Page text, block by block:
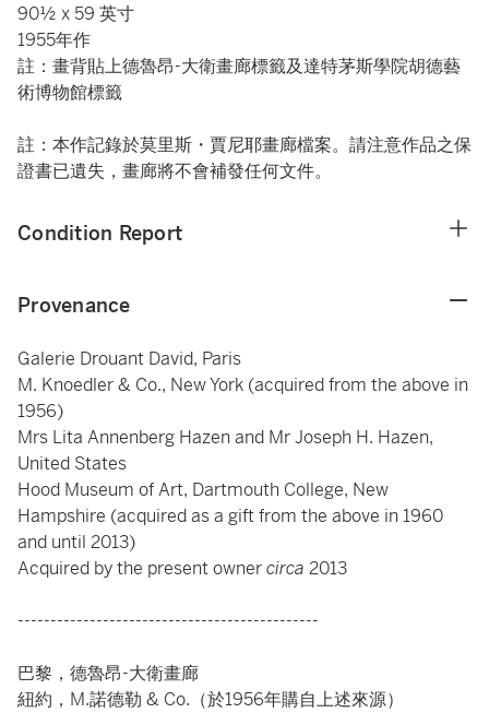
90½ x 59 英寸
1955年作
註：畫背貼上德魯昂-大衛畫廊標籤及達特茅斯學院胡德藝
術博物館標籤
註：本作記錄於莫里斯・賈尼耶畫廊檔案。請注意作品之保
證書已遺失，畫廊將不會補發任何文件。
Condition Report
Provenance
Galerie Drouant David, Paris
M. Knoedler & Co., New York (acquired from the above in
1956)
Mrs Lita Annenberg Hazen and Mr Joseph H. Hazen,
United States
Hood Museum of Art, Dartmouth College, New
Hampshire (acquired as a gift from the above in 1960
and until 2013)
Acquired by the present ownercirca 2013
----------------------------------------------
巴黎，德魯昂-大衛畫廊
紐約，M.諾德勒 & Co.（於1956年購自上述來源）